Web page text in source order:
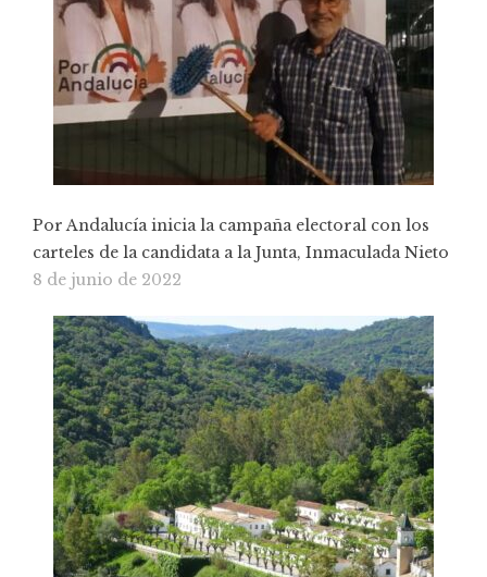
Por Andalucía inicia la campaña electoral con los
carteles de la candidata a la Junta, Inmaculada Nieto
8 de junio de 2022